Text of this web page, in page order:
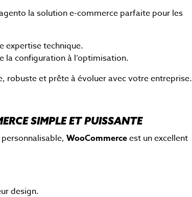
la solution e-commerce parfaite pour les
expertise technique.
la configuration à l’optimisation.
robuste et prête à évoluer avec votre entreprise.
SIMPLE ET PUISSANTE
WooCommerceest un excellent
design.